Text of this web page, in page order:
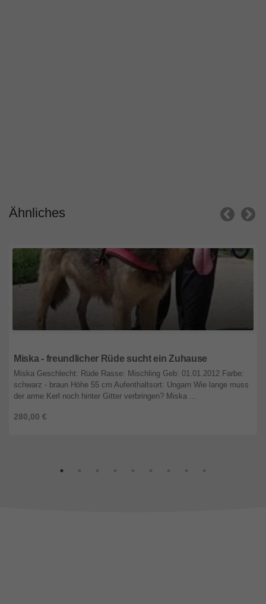
Ähnliches
Miska - freundlicher Rüde sucht ein Zuhause
280,00 €
Miska Geschlecht: Rüde Rasse: Mischling Geb: 01.01.2012 Farbe:
schwarz - braun Höhe 55 cm Aufenthaltsort: Ungarn Wie lange muss
der arme Kerl noch hinter Gitter verbringen? Miska ...